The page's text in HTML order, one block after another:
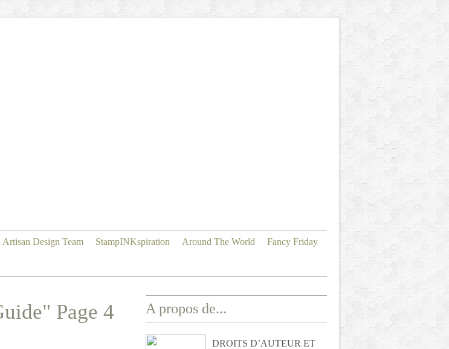
Artisan Design Team StampINKspiration Around The World Fancy Friday
Page 4 A propos de...
DROITS D’AUTEUR ET